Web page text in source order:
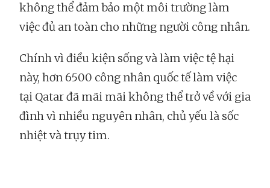
không thể đảm bảo một môi trường làm
việc đủ an toàn cho những người công nhân.
Chính vì điều kiện sống và làm việc tệ hại
này, hơn 6500 công nhân quốc tế làm việc
tại Qatar đã mãi mãi không thể trở về với gia
đình vì nhiều nguyên nhân, chủ yếu là sốc
nhiệt và trụy tim.